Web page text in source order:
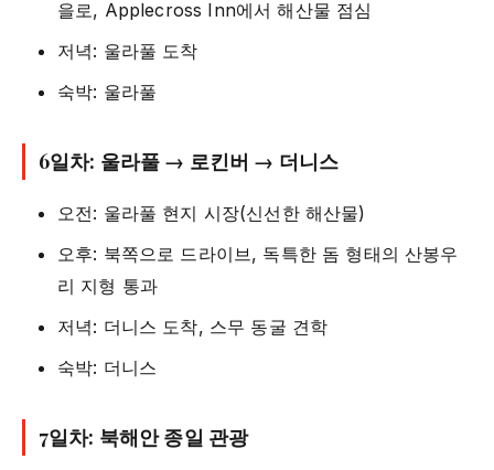
을로, Applecross Inn에서 해산물 점심
저녁: 울라풀 도착
숙박: 울라풀
6일차: 울라풀 → 로킨버 → 더니스
오전: 울라풀 현지 시장(신선한 해산물)
오후: 북쪽으로 드라이브, 독특한 돔 형태의 산봉우
리 지형 통과
저녁: 더니스 도착, 스무 동굴 견학
숙박: 더니스
7일차: 북해안 종일 관광